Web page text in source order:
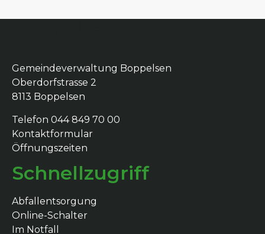
Gemeindeverwaltung Boppelsen
Oberdorfstrasse 2
8113 Boppelsen
Telefon 044 849 70 00
Kontaktformular
Öffnungszeiten
Schnellzugriff
Abfallentsorgung
Online-Schalter
Im Notfall